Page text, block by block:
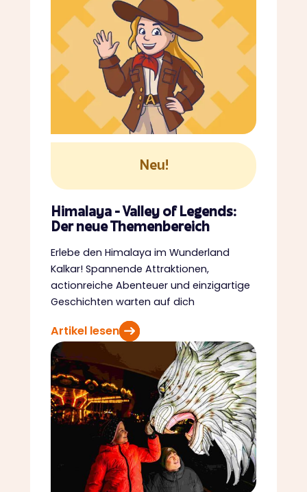
Neu!
Himalaya - Valley of Legends:
Der neue Themenbereich
Erlebe den Himalaya im Wunderland
Kalkar! Spannende Attraktionen,
actionreiche Abenteuer und einzigartige
Geschichten warten auf dich
Artikel lesen